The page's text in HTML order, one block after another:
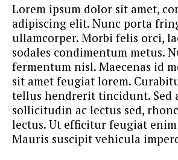
Lorem ipsum dolor sit amet,
adipiscing elit. Nunc porta
ullamcorper. Morbi felis orci,
sodales condimentum metus.
fermentum nisl. Maecenas id
sit amet feugiat lorem.
tellus hendrerit tincidunt. Sed
sollicitudin ac lectus sed,
lectus. Ut efficitur feugiat enim
Mauris suscipit vehicula